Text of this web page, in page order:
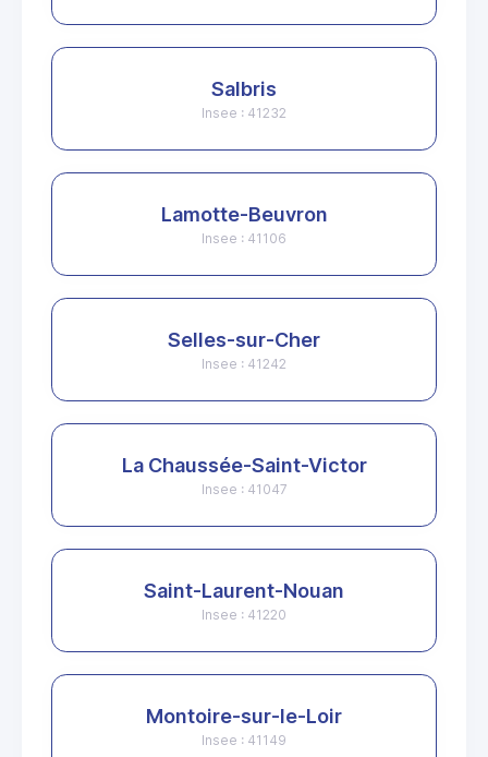
Salbris
Insee : 41232
Lamotte-Beuvron
Insee : 41106
Selles-sur-Cher
Insee : 41242
La Chaussée-Saint-Victor
Insee : 41047
Saint-Laurent-Nouan
Insee : 41220
Montoire-sur-le-Loir
Insee : 41149